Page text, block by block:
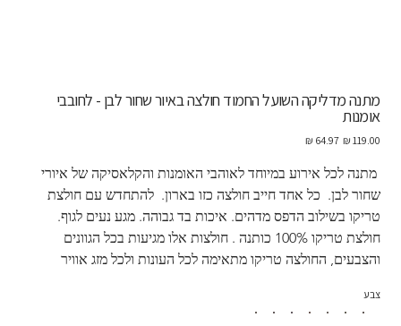
מתנה מדליקה השועל החמוד חולצה באיור שחור לבן - לחובבי
אומנות
מחיר
מחיר
‏64.97 ‏₪
מתנה לכל אירוע במיוחד לאוהבי האומנות והקלאסיקה של איורי
שחור לבן.  כל אחד חייב חולצה כזו בארון.  להתחדש עם חולצת
טריקו בשילוב הדפס מדהים. איכות בד גבוהה. מגע נעים לגוף.
חולצת טריקו 100% כותנה . חולצות אלו מגיעות בכל הגוונים
והצבעים, החולצה טריקו מתאימה לכל העונות ולכל מזג אוויר
צבע